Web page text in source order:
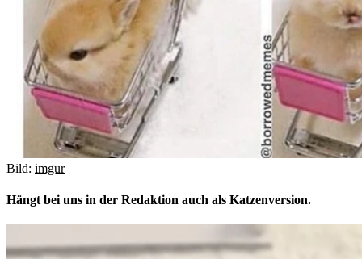
Bild: imgur
Hängt bei uns in der Redaktion auch als Katzenversion.